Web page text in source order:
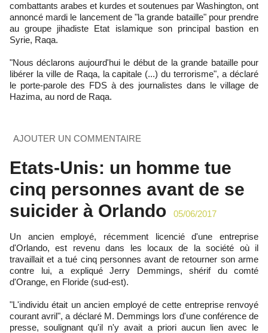
combattants arabes et kurdes et soutenues par Washington, ont
annoncé mardi le lancement de "la grande bataille" pour prendre
au groupe jihadiste Etat islamique son principal bastion en
Syrie, Raqa.
"Nous déclarons aujourd'hui le début de la grande bataille pour
libérer la ville de Raqa, la capitale (...) du terrorisme", a déclaré
le porte-parole des FDS à des journalistes dans le village de
Hazima, au nord de Raqa.
AJOUTER UN COMMENTAIRE
Etats-Unis: un homme tue
cinq personnes avant de se
suicider à Orlando
05/06/2017
Un ancien employé, récemment licencié d'une entreprise
d'Orlando, est revenu dans les locaux de la société où il
travaillait et a tué cinq personnes avant de retourner son arme
contre lui, a expliqué Jerry Demmings, shérif du comté
d'Orange, en Floride (sud-est).
"L'individu était un ancien employé de cette entreprise renvoyé
courant avril", a déclaré M. Demmings lors d'une conférence de
presse, soulignant qu'il n'y avait a priori aucun lien avec le